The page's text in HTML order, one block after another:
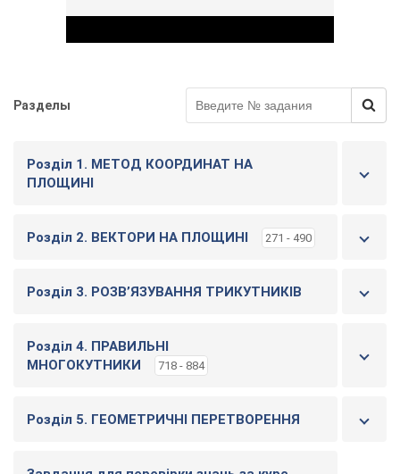
Разделы
Розділ 1. МЕТОД КООРДИНАТ НА
ПЛОЩИНІ
Розділ 2. ВЕКТОРИ НА ПЛОЩИНІ 271 - 490
Розділ 3. РОЗВ’ЯЗУВАННЯ ТРИКУТНИКІВ
Розділ 4. ПРАВИЛЬНІ
МНОГОКУТНИКИ
718 - 884
Розділ 5. ГЕОМЕТРИЧНІ ПЕРЕТВОРЕННЯ